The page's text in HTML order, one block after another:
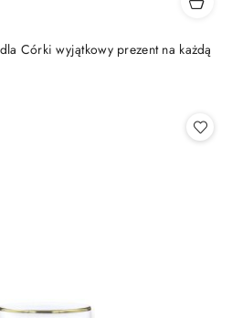
Córki wyjątkowy prezent na każdą